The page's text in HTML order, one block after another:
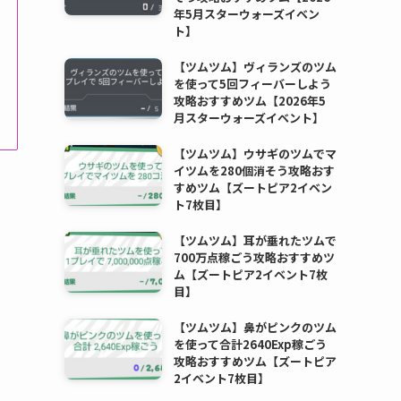
年5月スターウォーズイベン
ト】
【ツムツム】ヴィランズのツム
を使って5回フィーバーしよう
攻略おすすめツム【2026年5
月スターウォーズイベント】
【ツムツム】ウサギのツムでマ
イツムを280個消そう攻略おす
すめツム【ズートピア2イベン
ト7枚目】
【ツムツム】耳が垂れたツムで
700万点稼ごう攻略おすすめツ
ム【ズートピア2イベント7枚
目】
【ツムツム】鼻がピンクのツム
を使って合計2640Exp稼ごう
攻略おすすめツム【ズートピア
2イベント7枚目】